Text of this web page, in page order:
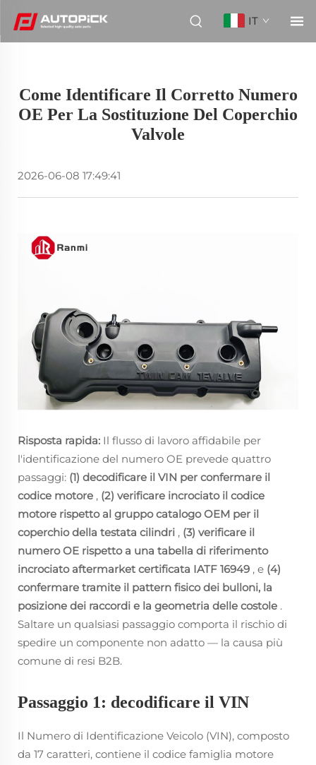
IT
Come Identificare Il Corretto Numero
OE Per La Sostituzione Del Coperchio
Valvole
2026-06-08 17:49:41
Risposta rapida: Il flusso di lavoro affidabile per
l'identificazione del numero OE prevede quattro
passaggi: (1) decodificare il VIN per confermare il
codice motore , (2) verificare incrociato il codice
motore rispetto al gruppo catalogo OEM per il
coperchio della testata cilindri , (3) verificare il
numero OE rispetto a una tabella di riferimento
incrociato aftermarket certificata IATF 16949 , e (4)
confermare tramite il pattern fisico dei bulloni, la
posizione dei raccordi e la geometria delle costole .
Saltare un qualsiasi passaggio comporta il rischio di
spedire un componente non adatto — la causa più
comune di resi B2B.
Passaggio 1: decodificare il VIN
Il Numero di Identificazione Veicolo (VIN), composto
da 17 caratteri, contiene il codice famiglia motore